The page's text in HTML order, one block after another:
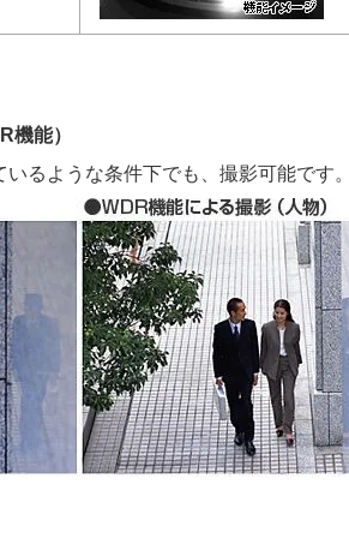
機能）
るような条件下でも、撮影可能です